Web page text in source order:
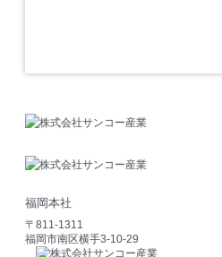
福岡本社
〒811-1311
福岡市南区横手3-10-29